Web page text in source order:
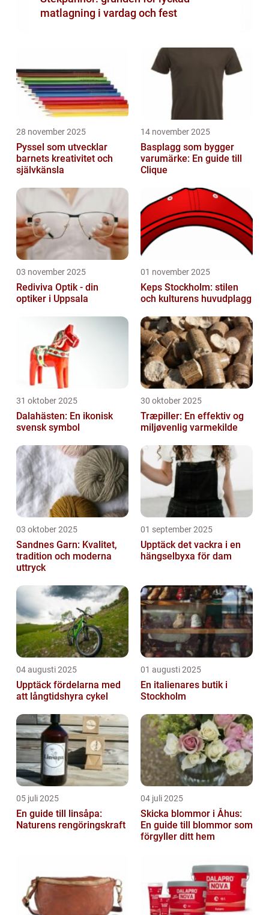
matlagning i vardag och fest
28 november 2025
Pyssel som utvecklar
barnets kreativitet och
självkänsla
14 november 2025
Basplagg som bygger
varumärke: En guide till
Clique
03 november 2025
Rediviva Optik - din
optiker i Uppsala
01 november 2025
Keps Stockholm: stilen
och kulturens huvudplagg
31 oktober 2025
Dalahästen: En ikonisk
svensk symbol
30 oktober 2025
Træpiller: En effektiv og
miljøvenlig varmekilde
03 oktober 2025
Sandnes Garn: Kvalitet,
tradition och moderna
uttryck
01 september 2025
Upptäck det vackra i en
hängselbyxa för dam
04 augusti 2025
Upptäck fördelarna med
att långtidshyra cykel
01 augusti 2025
En italienares butik i
Stockholm
05 juli 2025
En guide till linsåpa:
Naturens rengöringskraft
04 juli 2025
Skicka blommor i Åhus:
En guide till blommor som
förgyller ditt hem